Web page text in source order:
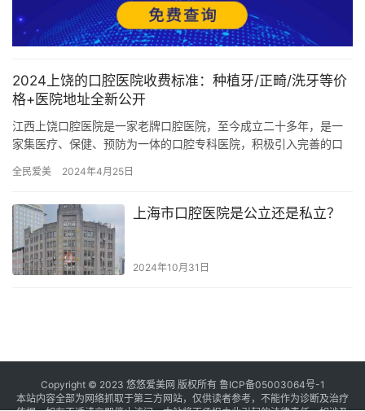
2024上饶的口腔医院收费标准：种植牙/正畸/洗牙等价
格+医院地址全新公开
江西上饶口腔医院是一家老牌口腔医院，至今成立二十多年，是一
家集医疗、保健、预防为一体的口腔专科医院，积极引入完善的口
为到院…
全民爱美 2024年4月25日
上海市口腔医院是公立还是私立？
2024年10月31日
Copyright © 2023 悠悠爱美网 版权所有 鲁ICP备05003064号-1
本站内容全部为网络抓取于第三方网站，仅供读者参考，不能作为诊断及治疗